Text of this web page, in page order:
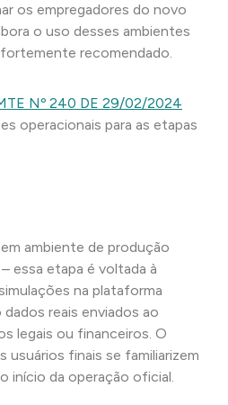
os empregadores do novo
o uso desses ambientes
recomendado.
Nº 240 DE 29/02/2024
operacionais para as etapas
ambiente de produção
essa etapa é voltada à
na plataforma
reais enviados ao
legais ou financeiros. O
usuários finais se familiarizem
início da operação oficial.